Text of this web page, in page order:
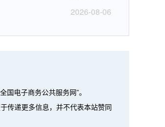
2026-08-06
电子商务公共服务网”。
传递更多信息，并不代表本站赞同